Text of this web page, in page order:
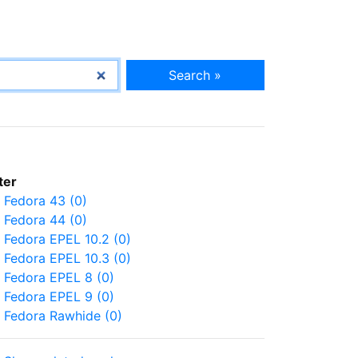
Search »
Fedora 43 (0)
Fedora 44 (0)
Fedora EPEL 10.2 (0)
Fedora EPEL 10.3 (0)
Fedora EPEL 8 (0)
Fedora EPEL 9 (0)
Fedora Rawhide (0)